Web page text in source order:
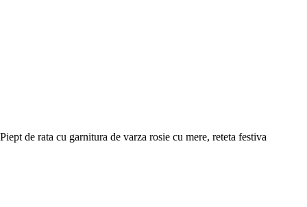
Piept de rata cu garnitura de varza rosie cu mere, reteta festiva